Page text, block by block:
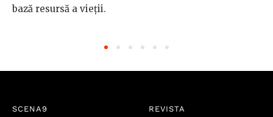
bază resursă a vieții.
SCENA9 REVISTA